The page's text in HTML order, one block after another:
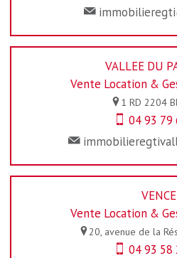
VALLEE DU
Vente Location &
1 RD 2204
04 93 79
VENCE
Vente Location &
20, avenue de la
04 93 58